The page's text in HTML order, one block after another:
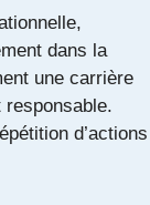
dans la
une carrière
responsable.
d’actions